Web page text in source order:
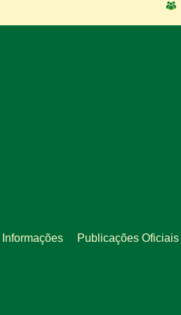
Informações Publicações Oficiais